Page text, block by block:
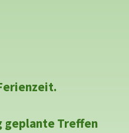
geplante Treffen